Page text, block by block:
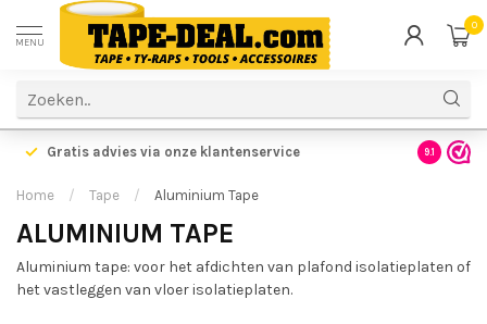
MENU
0
Gratis advies via onze klantenservice 9.1
Home / Tape / Aluminium Tape
ALUMINIUM TAPE
Aluminium tape: voor het afdichten van plafond isolatieplaten of
het vastleggen van vloer isolatieplaten.